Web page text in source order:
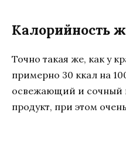
Калорийность
Точно такая же, как у
примерно 30 ккал на
освежающий и сочный
продукт, при этом